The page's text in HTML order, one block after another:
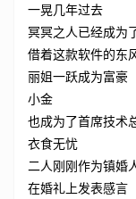
一晃几年过去
冥冥之人已经成为
借着这款软件的东
丽姐一跃成为富豪
小金
也成为了首席技术
衣食无忧
二人刚刚作为镇婚
在婚礼上发表感言